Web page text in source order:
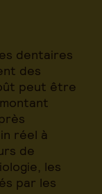
dentaires
des
peut être
réel à
de
les
par les